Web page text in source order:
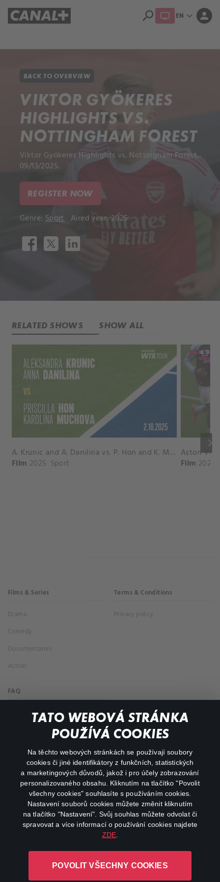
TATO WEBOVÁ STRÁNKA
POUŽÍVÁ COOKIES
Na těchto webových stránkách se používají soubory
cookies či jiné identifikátory z funkčních, statistických
a marketingových důvodů, jakož i pro účely zobrazování
personalizovaného obsahu. Kliknutím na tlačítko "Povolit
všechny cookies" souhlasíte s používáním cookies.
Nastavení souborů cookies můžete změnit kliknutím
na tlačítko "Nastavení". Svůj souhlas můžete odvolat či
spravovat a více informací o používání cookies najdete
ZDE
POVOLIT VŠECHNY COOKIES
search EN expand_more person
BACK TO OVERVIEW
VIKTOR GYÖKERES
HIGHLIGHTS VS.
NOTTINGHAM FOREST
Viktor Gyökeres Highlights vs. Nottingham Forest,
09/13/2025.
REGISTER NOW
Genre: Sport Aired year: 2025
RELATED SHOWS SHOW ALL
keyboard_arrow_right
A. Krunic and A. Danilina vs. P. Hon and K. Muchova Match Highlights - BEIJING_Capital Group Diamond ( October 02, 2025)
Film 2025 Sport Film 2026
Films & Series
Drama
Comedy
Documentaries
Action
Terms & Conditions
Privacy policy
FAQ
My profile
facebookinstagram
youtube
L-1246 Luxembourg R.C.S.